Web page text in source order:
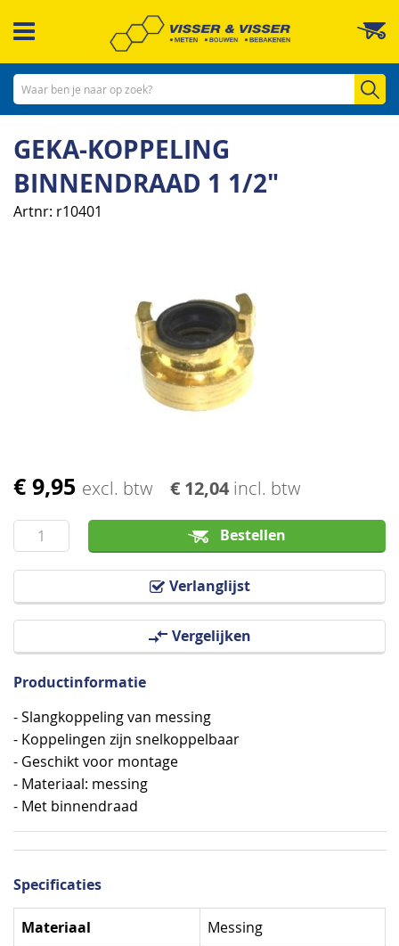
naar
inhoud
GEKA-KOPPELING
BINNENDRAAD 1 1/2"
Artnr r10401
€ 9,95 excl. btw € 12,04 incl. btw
Bestellen
Verlanglijst
Vergelijken
Ga
het
begin
van
Productinformatie
- Slangkoppeling van messing
- Koppelingen zijn snelkoppelbaar
- Geschikt voor montage
- Materiaal: messing
- Met binnendraad
Specificaties
Specificaties
Materiaal Messing